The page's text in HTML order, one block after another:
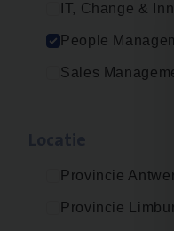
IT, Change &
People
Sales
Provincie
Provincie